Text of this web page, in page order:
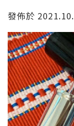
發佈於